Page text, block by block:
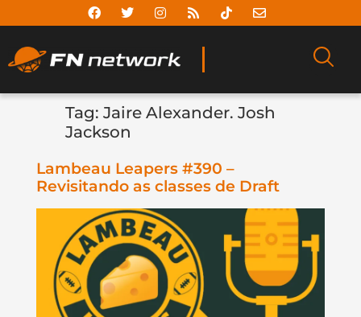
Tag: Jaire Alexander. Josh
Jackson
Lambeau Leapers #390 –
Revisitando as classes de Draft